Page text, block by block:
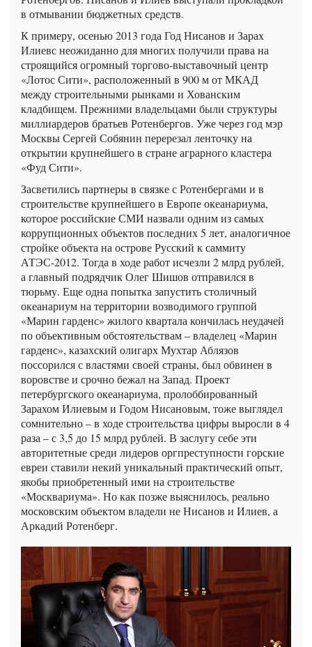
в отмывании бюджетных средств.
К примеру, осенью 2013 года Год Нисанов и Зарах
Илиевс неожиданно для многих получили права на
строящийся огромный торгово-выставочный центр
«Лотос Сити», расположенный в 900 м от МКАД
между строительными рынками и Хованским
кладбищем. Прежними владельцами были структуры
миллиардеров братьев Ротенбергов. Уже через год мэр
Москвы Сергей Собянин перерезал ленточку на
открытии крупнейшего в стране аграрного кластера
«Фуд Сити».
Засветились партнеры в связке с Ротенбергами и в
строительстве крупнейшего в Европе океанариума,
которое российские СМИ назвали одним из самых
коррупционных объектов последних 5 лет, аналогичное
стройке объекта на острове Русский к саммиту
АТЭС-2012. Тогда в ходе работ исчезли 2 млрд рублей,
а главный подрядчик Олег Шишов отправился в
тюрьму. Еще одна попытка запустить столичный
океанариум на территории возводимого группой
«Марин гарденс» жилого квартала кончилась неудачей
по объективным обстоятельствам – владелец «Марин
гарденс», казахский олигарх Мухтар Аблязов
поссорился с властями своей страны, был обвинен в
воровстве и срочно бежал на Запад. Проект
петербургского океанариума, пролоббированный
Зарахом Илиевым и Годом Нисановым, тоже выглядел
сомнительно – в ходе строительства цифры выросли в 4
раза – с 3,5 до 15 млрд рублей. В заслугу себе эти
авторитетные среди лидеров оргпреступности горские
евреи ставили некий уникальный практический опыт,
якобы приобретенный ими на строительстве
«Москвариума». Но как позже выяснилось, реально
московским объектом владели не Нисанов и Илиев, а
Аркадий Ротенберг.